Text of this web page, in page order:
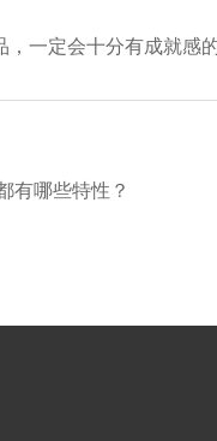
一定会十分有成就感的
有哪些特性？